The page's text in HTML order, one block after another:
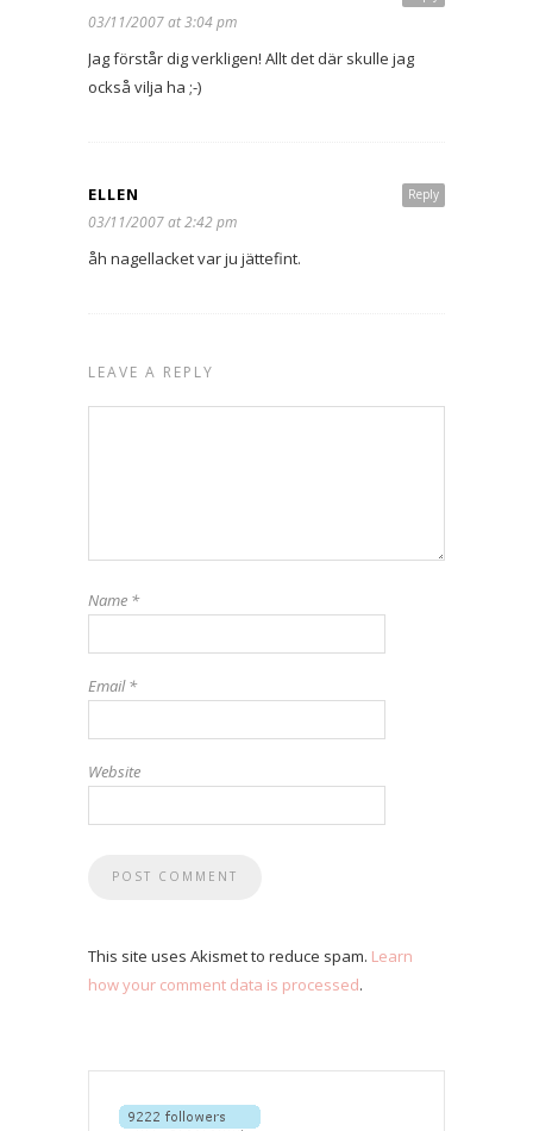
03/11/2007 at 3:04 pm
Jag förstår dig verkligen! Allt det där skulle jag
också vilja ha ;-)
Reply
ELLEN
03/11/2007 at 2:42 pm
åh nagellacket var ju jättefint.
LEAVE A REPLY
Name *
Email*
Website
This site uses Akismet to reduce spam. Learn
how your comment data is processed.